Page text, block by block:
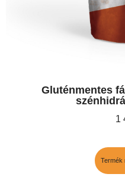
Gluténmentes
1
Termék